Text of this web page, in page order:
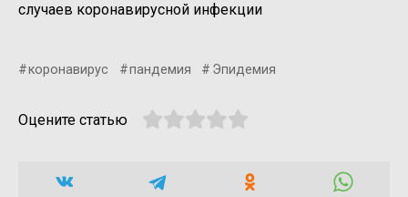
случаев коронавирусной инфекции
коронавирус пандемия Эпидемия
Оцените статью